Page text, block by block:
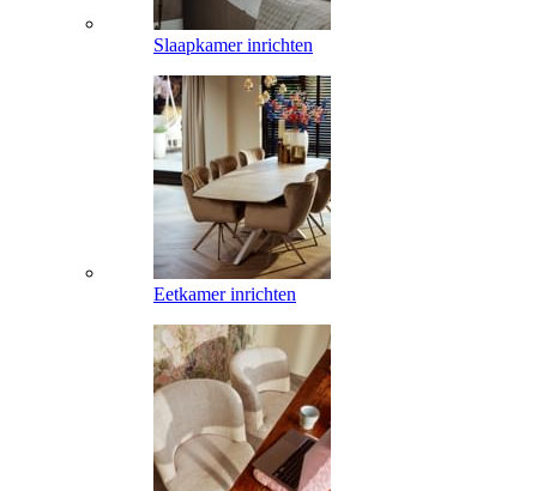
Slaapkamer inrichten
Eetkamer inrichten